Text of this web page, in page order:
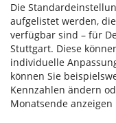
Die
aufgelistet werden,
verfügbar sind – für
Stuttgart. Diese
individuelle
können Sie
Kennzahlen ändern
Monatsende anzeigen